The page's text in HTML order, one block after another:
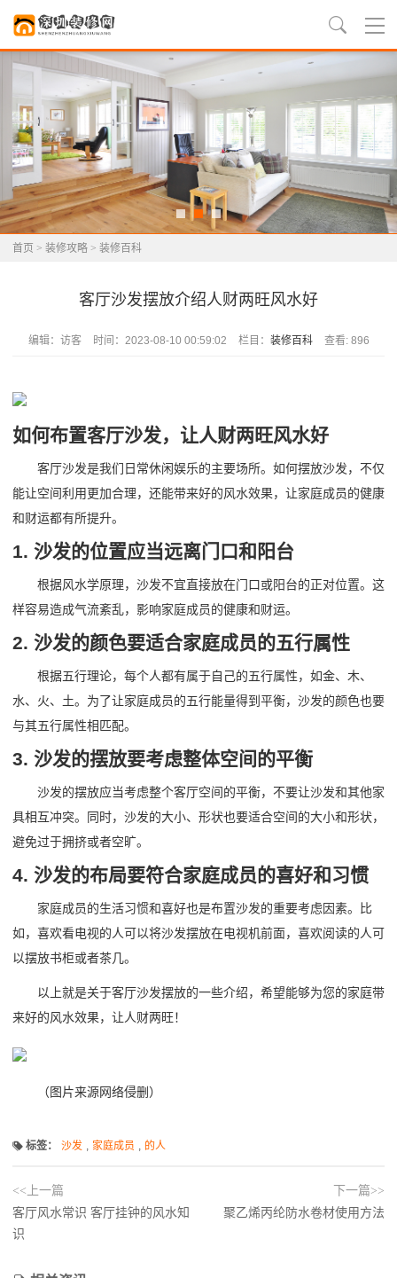
首页 > 装修攻略 > 装修百科
客厅沙发摆放介绍人财两旺风水好
编辑：访客 时间：2023-08-10 00:59:02 栏目： 装修百科 查看: 896
如何布置客厅沙发，让人财两旺风水好
客厅沙发是我们日常休闲娱乐的主要场所。如何摆放沙发，不仅
能让空间利用更加合理，还能带来好的风水效果，让家庭成员的健康
和财运都有所提升。
1. 沙发的位置应当远离门口和阳台
根据风水学原理，沙发不宜直接放在门口或阳台的正对位置。这
样容易造成气流紊乱，影响家庭成员的健康和财运。
2. 沙发的颜色要适合家庭成员的五行属性
根据五行理论，每个人都有属于自己的五行属性，如金、木、
水、火、土。为了让家庭成员的五行能量得到平衡，沙发的颜色也要
与其五行属性相匹配。
3. 沙发的摆放要考虑整体空间的平衡
沙发的摆放应当考虑整个客厅空间的平衡，不要让沙发和其他家
具相互冲突。同时，沙发的大小、形状也要适合空间的大小和形状，
避免过于拥挤或者空旷。
4. 沙发的布局要符合家庭成员的喜好和习惯
家庭成员的生活习惯和喜好也是布置沙发的重要考虑因素。比
如，喜欢看电视的人可以将沙发摆放在电视机前面，喜欢阅读的人可
以摆放书柜或者茶几。
以上就是关于客厅沙发摆放的一些介绍，希望能够为您的家庭带
来好的风水效果，让人财两旺！
（图片来源网络侵删）
标签： 沙发 , 家庭成员 , 的人
<<上一篇
客厅风水常识 客厅挂钟的风水知
识
下一篇>>
聚乙烯丙纶防水卷材使用方法